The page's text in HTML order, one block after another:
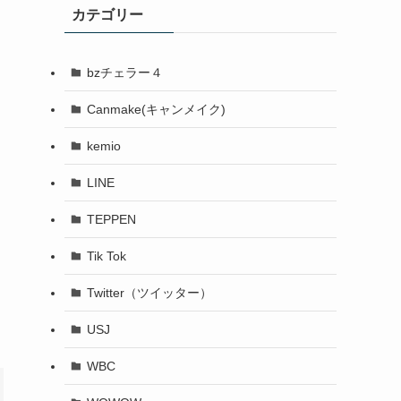
カテゴリー
bzチェラー４
Canmake(キャンメイク)
kemio
LINE
TEPPEN
Tik Tok
Twitter（ツイッター）
USJ
WBC